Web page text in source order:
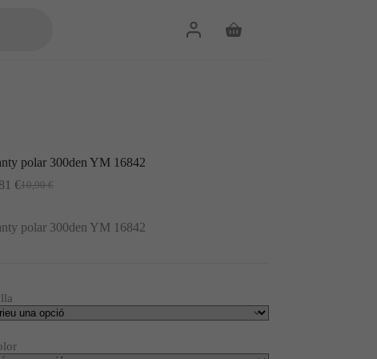
Cistella
polar 300den YM 16842
10,90€
El
original
era:
€El
actual
és:
polar 300den YM 16842